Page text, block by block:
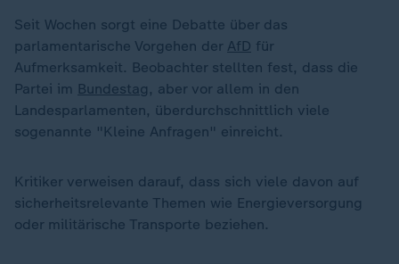
Seit Wochen sorgt eine Debatte über das
parlamentarische Vorgehen der AfD für
Aufmerksamkeit. Beobachter stellten fest, dass die
Partei im Bundestag , aber vor allem in den
Landesparlamenten, überdurchschnittlich viele
sogenannte "Kleine Anfragen" einreicht.
Kritiker verweisen darauf, dass sich viele davon auf
sicherheitsrelevante Themen wie Energieversorgung
oder militärische Transporte beziehen.